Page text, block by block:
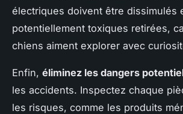
électriques doivent être dissimulés
potentiellement toxiques retirées,
chiens aiment explorer avec
Enfin, éliminez les dangers
les accidents. Inspectez chaque
les risques, comme les produits